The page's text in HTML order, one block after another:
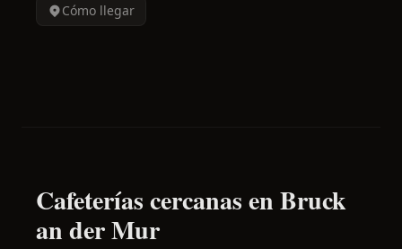
Cómo llegar
Cafeterías cercanas en Bruck
an der Mur